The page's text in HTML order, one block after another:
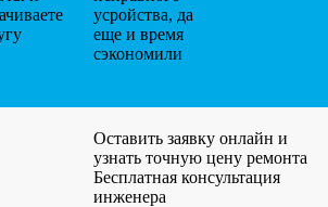
усройства, да
еще и время
сэкономили
Оставить заявку онлайн и
узнать точную цену ремонта
Бесплатная консультация
инженера